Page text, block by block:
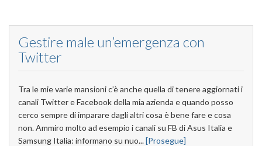
Gestire male un’emergenza con
Twitter
Tra le mie varie mansioni c’è anche quella di tenere aggiornati i
canali Twitter e Facebook della mia azienda e quando posso
cerco sempre di imparare dagli altri cosa è bene fare e cosa
non. Ammiro molto ad esempio i canali su FB di Asus Italia e
Samsung Italia: informano su nuo...[Prosegue]